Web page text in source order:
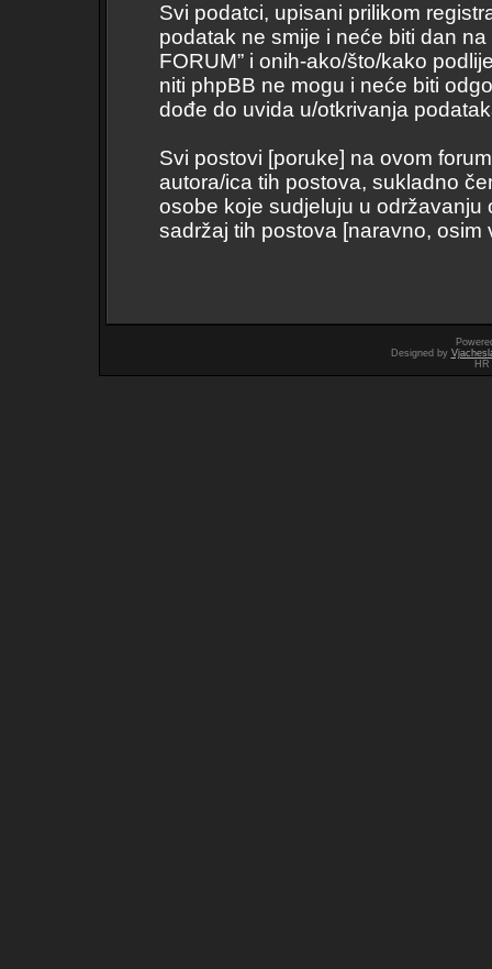
Svi podatci, upisani prilikom
podatak ne smije i neće biti dan
FORUM” i onih-ako/što/kako
niti phpBB ne mogu i neće biti
dođe do uvida u/otkrivanja
Svi postovi [poruke] na ovom
autora/ica tih postova, sukladno
osobe koje sudjeluju u
sadržaj tih postova [naravno, osim
Designed by